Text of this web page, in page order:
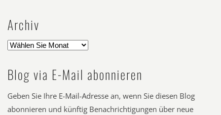
Archiv
Blog via E-Mail abonnieren
Geben Sie Ihre E-Mail-Adresse an, wenn Sie diesen Blog
abonnieren und künftig Benachrichtigungen über neue